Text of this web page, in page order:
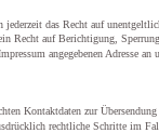
das Recht auf
Recht auf Berichtigung,
angegebenen Adresse an
Kontaktdaten zur
rechtliche Schritte im